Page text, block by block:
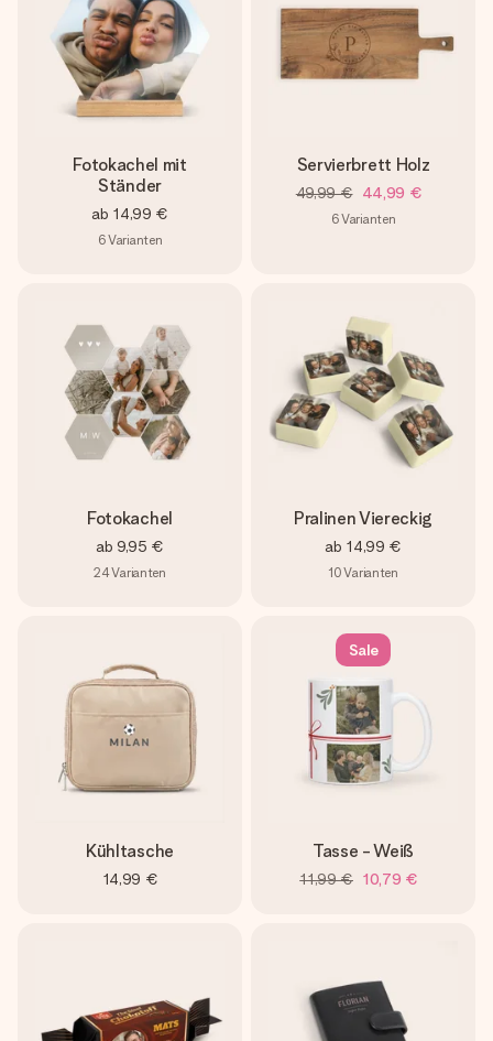
Fotokachel mit
Ständer
ab 14,99 €
6Varianten
Servierbrett Holz
49,99 € 44,99 €
6Varianten
Fotokachel
ab 9,95 €
24Varianten
Pralinen Viereckig
ab 14,99 €
10Varianten
Kühltasche
14,99 €
Sale
Tasse - Weiß
11,99 € 10,79 €